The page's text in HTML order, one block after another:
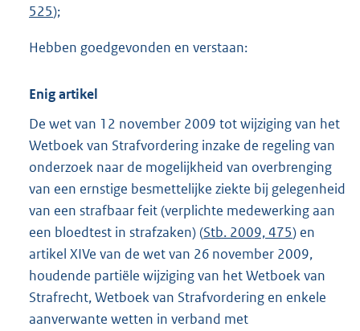
525);
Hebben goedgevonden en verstaan:
Enig artikel
De wet van 12 november 2009 tot wijziging van het
Wetboek van Strafvordering inzake de regeling van
onderzoek naar de mogelijkheid van overbrenging
van een ernstige besmettelijke ziekte bij gelegenheid
van een strafbaar feit (verplichte medewerking aan
een bloedtest in strafzaken) (Stb. 2009, 475) en
artikel XIVe van de wet van 26 november 2009,
houdende partiële wijziging van het Wetboek van
Strafrecht, Wetboek van Strafvordering en enkele
aanverwante wetten in verband met